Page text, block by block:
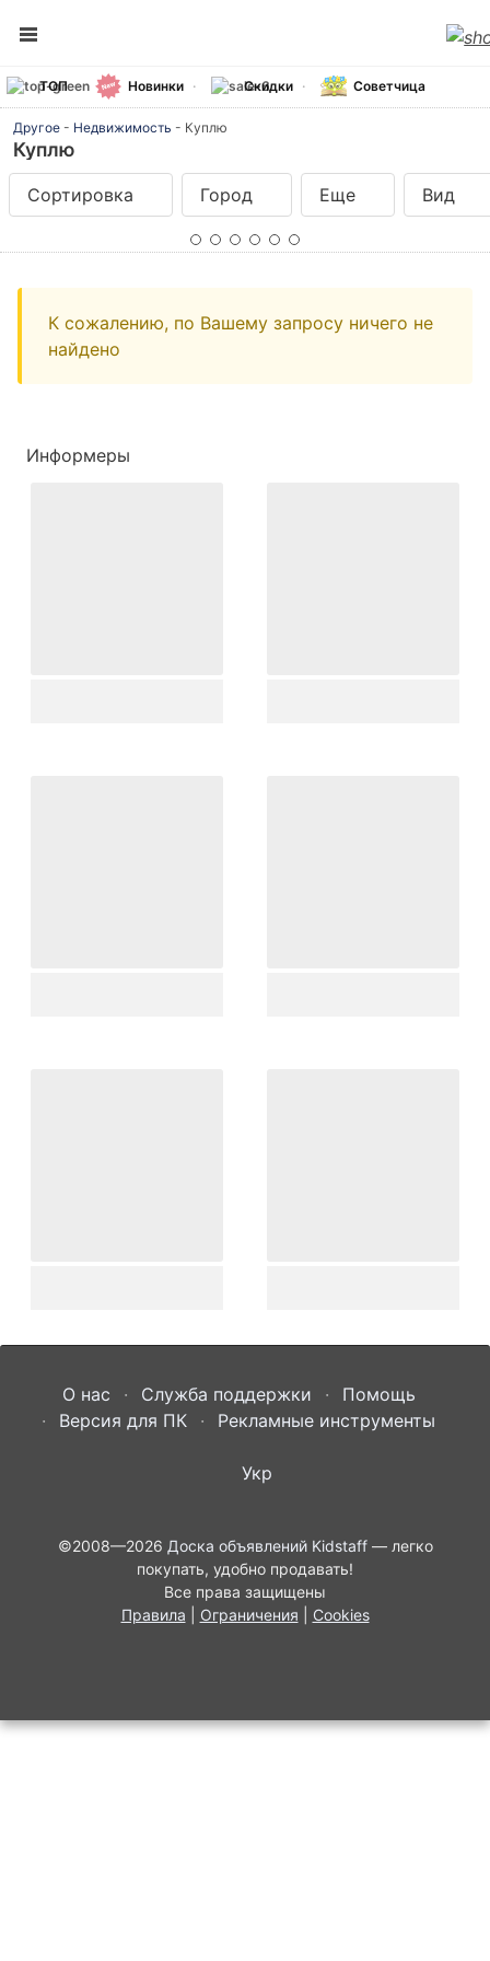
ТОП Новинки Скидки Советчица
Другое - Недвижимость - Куплю
Куплю
Сортировка Город Еще Вид
К сожалению, по Вашему запросу ничего не
найдено
Информеры
О нас Служба поддержки
Помощь
Версия для ПК
Рекламные инструменты
Укр
©2008—2026 Доска объявлений Kidstaff— легко
покупать, удобно продавать!
Все права защищены
Правила
Ограничения Cookies